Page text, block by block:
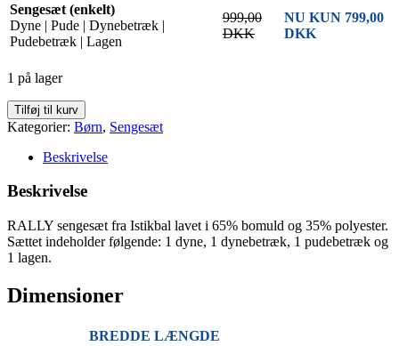
Sengesæt (enkelt)
Dyne | Pude | Dynebetræk |
Pudebetræk | Lagen
999,00
DKK
NU KUN 799,00
DKK
1 på lager
RALLY
sengesæt
Tilføj til kurv
Kategorier: Børn, Sengesæt
Beskrivelse
Beskrivelse
RALLY sengesæt fra Istikbal lavet i 65% bomuld og 35% polyester.
Sættet indeholder følgende: 1 dyne, 1 dynebetræk, 1 pudebetræk og
1 lagen.
Dimensioner
BREDDE LÆNGDE